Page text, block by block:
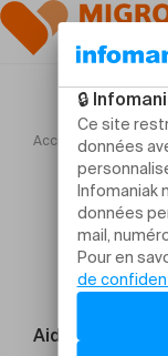
Accueil Blønd
Aide et contact